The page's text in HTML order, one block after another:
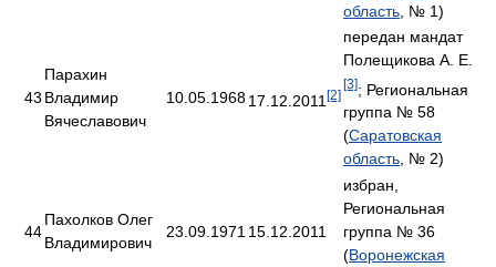
область , № 1)
43
Парахин
Владимир
Вячеславович
10.05.196817.12.2011 [2]
передан мандат
Полещикова А. Е.
[3]; Региональная
группа № 58
(Саратовская
область, № 2)
44
Пахолков Олег
Владимирович
23.09.1971 15.12.2011
избран,
Региональная
группа № 36
(Воронежская